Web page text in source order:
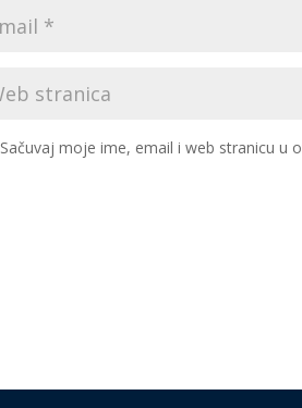
Sačuvaj moje ime, email i web stranicu u